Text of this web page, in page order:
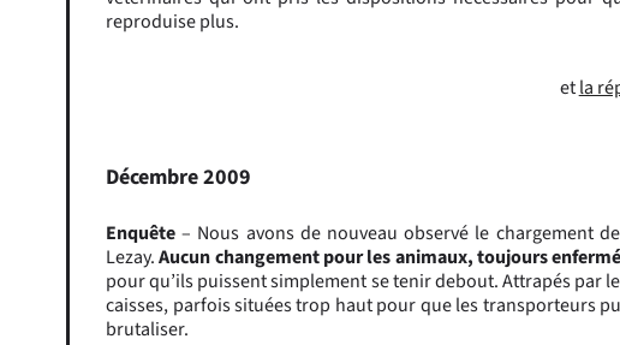
reproduise plus.
etla
Décembre 2009
Enquête – Nous avons de nouveau observé le chargement
Lezay.Aucun changement pour les animaux, toujours
pour qu’ils puissent simplement se tenir debout. Attrapés par
caisses, parfois situées trop haut pour que les transporteurs
brutaliser.